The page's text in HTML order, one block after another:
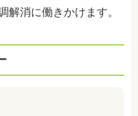
解消に働きかけます。